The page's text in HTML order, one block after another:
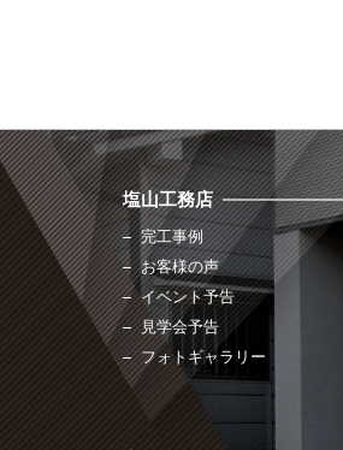
塩山工務店
完工事例
お客様の声
イベント予告
見学会予告
フォトギャラリー